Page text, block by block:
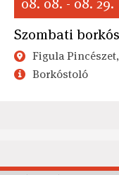
Szombati
Figula
Borkóstoló